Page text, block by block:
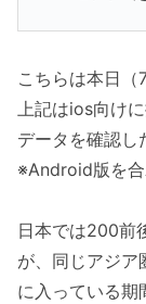
こちらは本日（
上記はios向け
データを確認し
※Android版を
日本では200前
が、同じアジア
に入っている期